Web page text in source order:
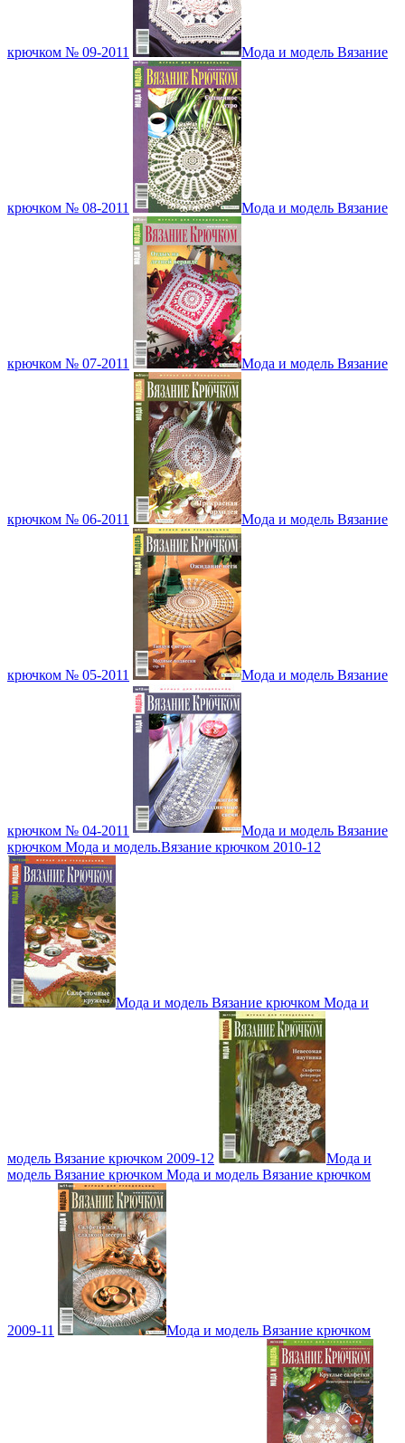
крючком № 09-2011 Мода и модель Вязание
крючком № 08-2011 Мода и модель Вязание
крючком № 07-2011 Мода и модель Вязание
крючком № 06-2011 Мода и модель Вязание
крючком № 05-2011 Мода и модель Вязание
крючком № 04-2011
Мода и модель Вязание
крючком Мода и модель.Вязание крючком 2010-12
Мода и модель Вязание крючком Мода и
модель Вязание крючком 2009-12
Мода и
модель Вязание крючком Мода и модель Вязание крючком
2009-11 Мода и модель Вязание крючком